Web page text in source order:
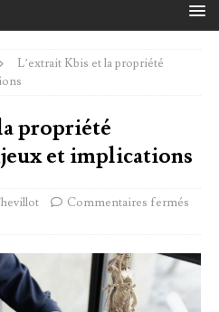
L’extrait Kbis et la propriété
propriété
et implications
Commentaires fermés